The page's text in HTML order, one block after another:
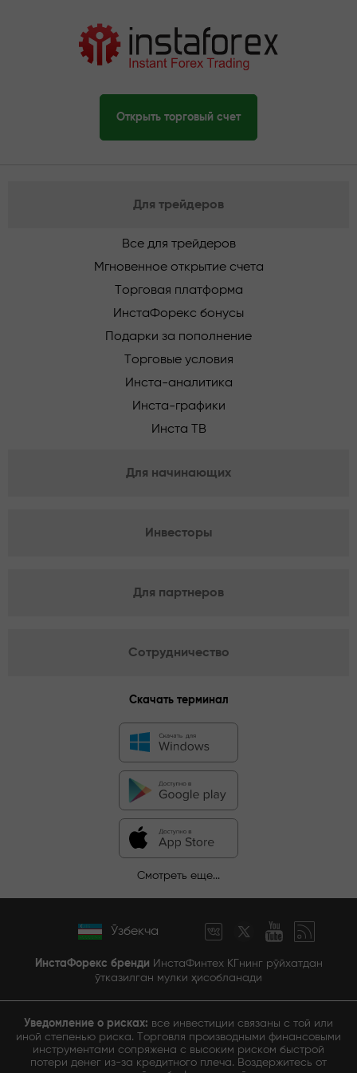
Открыть торговый счет
Для трейдеров
Все для трейдеров
Мгновенное открытие счета
Торговая платформа
ИнстаФорекс бонусы
Подарки за пополнение
Торговые условия
Инста-аналитика
Инста-графики
Инста ТВ
Для начинающих
Инвесторы
Для партнеров
Сотрудничество
Скачать терминал
Смотреть еще...
Ўзбекча
ИнстаФорекс бренди ИнстаФинтех КГнинг рўйхатдан
ўтказилган мулки ҳисобланади
Уведомление о рисках: все инвестиции связаны с той или
иной степенью риска. Торговля производными финансовыми
инструментами сопряжена с высоким риском быстрой
потери денег из-за кредитного плеча. Воздержитесь от